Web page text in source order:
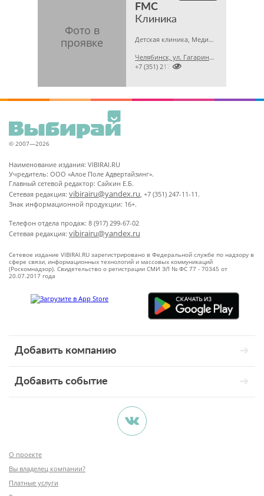
FMC
Клиника
Детская клиника, Медицинская лаборатория, Гинекология
Челябинск, ул. Гагарина, 5 А

+7 (351) 2173679
© 2007—2026
Наименование издания: VIBIRAI.RU
Учредитель: ООО «Алое Поле Адвертайзинг».
Главный сетевой редактор: Сайкин Е.Б.
Сетевая редакция: vibirairu@yandex.ru, +7 (351) 247-11-11.
Знак информационной продукции: 16+.
Телефон отдела продаж: 8 (917) 299-67-02
Сетевая редакция: vibirairu@yandex.ru
Сетевое издание VIBIRAI.RU зарегистрировано в Федеральной службе по надзору в
сфере связи, информационных технологий и массовых коммуникаций
(Роскомнадзор). Свидетельство о регистрации СМИ ЭЛ № ФС 77 - 70345 от
20.07.2017 года
Добавить компанию
Добавить событие
О проекте
Вы владелец компании?
Платные услуги